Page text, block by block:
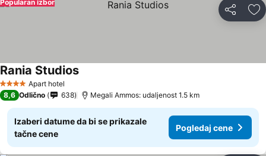
Deli
Popularan izbor
4 ZvezdiceApart hotel
Rania Studios
8,6 Odlično 638 Megali Ammos: udaljenost 1.5 km
Izaberi datume da bi se prikazale
tačne cene
Pogledaj cene